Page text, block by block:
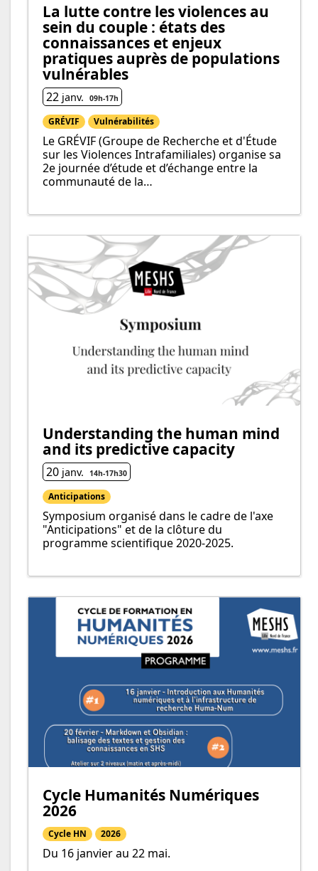
La lutte contre les violences au
sein du couple : états des
connaissances et enjeux
pratiques auprès de populations
vulnérables
22 janv. 09h-17h
GRÉVIF Vulnérabilités
Le GRÉVIF (Groupe de Recherche et d'Étude
sur les Violences Intrafamiliales) organise sa
2e journée d’étude et d’échange entre la
communauté de la…
Understanding the human mind
and its predictive capacity
20 janv. 14h-17h30
Anticipations
Symposium organisé dans le cadre de l'axe
"Anticipations" et de la clôture du
programme scientifique 2020-2025.
Cycle Humanités Numériques
2026
Cycle HN 2026
Du 16 janvier au 22 mai.